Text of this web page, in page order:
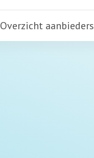
Overzicht aanbieders